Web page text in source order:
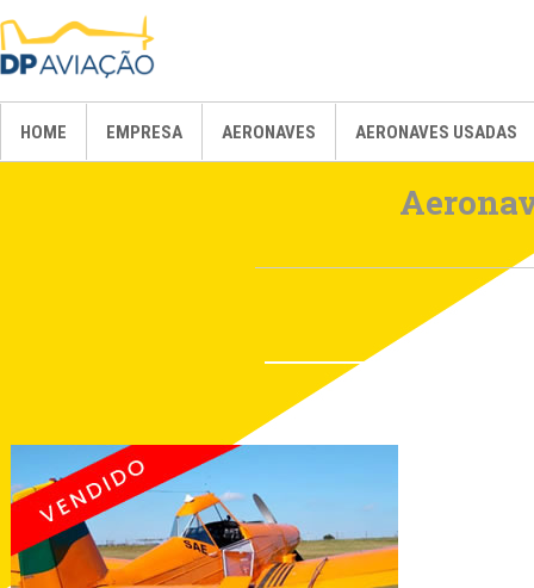
HOME EMPRESA AERONAVES AERONAVES USADAS
AIR TRACTOR
AT-502B
AT-602